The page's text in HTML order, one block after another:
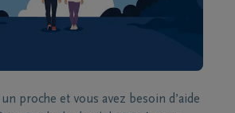
proche et vous avez besoin d’aide